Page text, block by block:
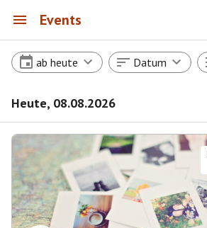
Events
ab heute Datum
Heute, 08.08.2026